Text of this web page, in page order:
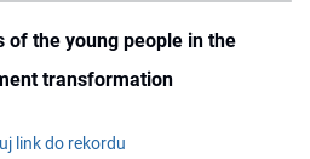
of the young people in the
transformation
link do rekordu